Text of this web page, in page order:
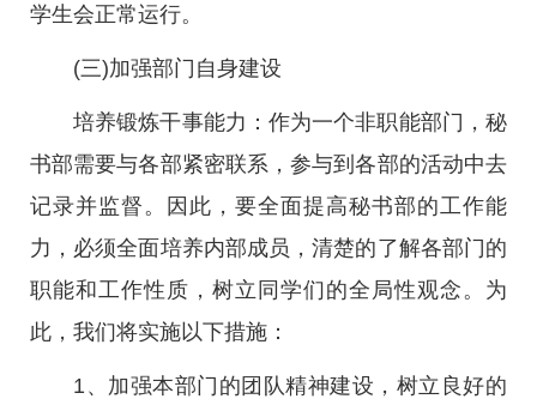
学生会正常运行。
(三)加强部门自身建设
培养锻炼干事能力：作为一个非职能部门，秘
书部需要与各部紧密联系，参与到各部的活动中去
记录并监督。因此，要全面提高秘书部的工作能
力，必须全面培养内部成员，清楚的了解各部门的
职能和工作性质，树立同学们的全局性观念。为
此，我们将实施以下措施：
1、加强本部门的团队精神建设，树立良好的